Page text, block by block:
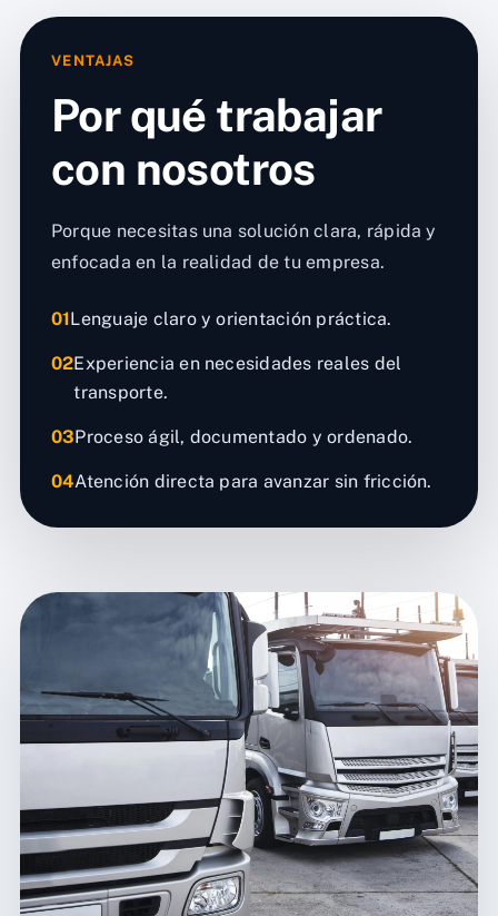
VENTAJAS
Por qué trabajar
con nosotros
Porque necesitas una solución clara, rápida y
enfocada en la realidad de tu empresa.
01Lenguaje claro y orientación práctica.
02Experiencia en necesidades reales del
transporte.
03Proceso ágil, documentado y ordenado.
04Atención directa para avanzar sin fricción.